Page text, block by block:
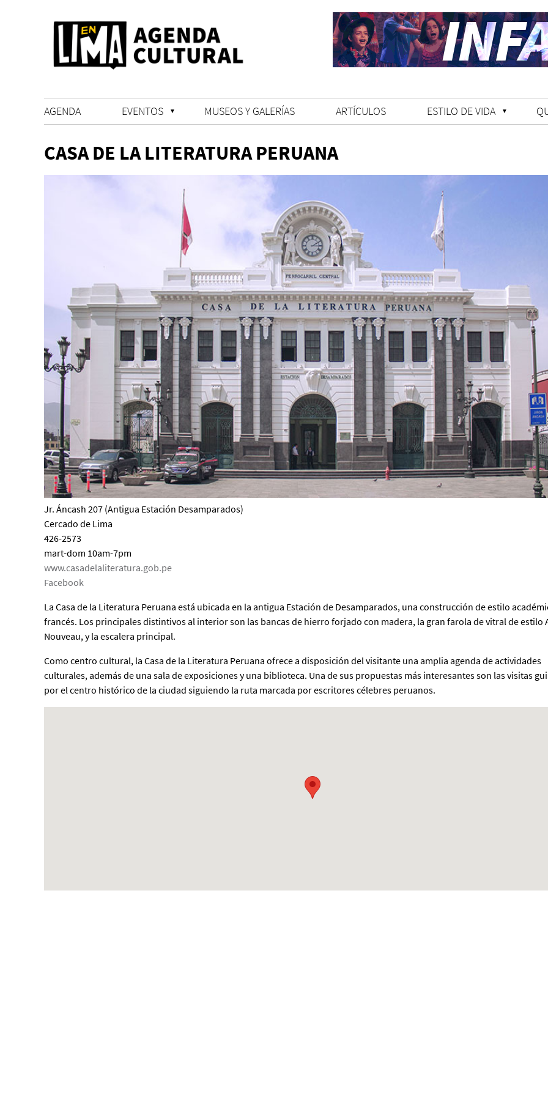
AGENDA EVENTOS MUSEOS Y GALERÍAS ARTÍCULOS ESTILO DE VIDA
CASA DE LA LITERATURA PERUANA
Jr. Áncash 207 (Antigua Estación Desamparados)
Cercado de Lima
426-2573
mart-dom 10am-7pm
www.casadelaliteratura.gob.pe
Facebook
La Casa de la Literatura Peruana está ubicada en la antigua Estación de Desamparados, una construcción de estilo
francés. Los principales distintivos al interior son las bancas de hierro forjado con madera, la gran farola de vitral de estilo
Nouveau, y la escalera principal.
Como centro cultural, la Casa de la Literatura Peruana ofrece a disposición del visitante una amplia agenda de actividades
culturales, además de una sala de exposiciones y una biblioteca. Una de sus propuestas más interesantes son las visitas
por el centro histórico de la ciudad siguiendo la ruta marcada por escritores célebres peruanos.